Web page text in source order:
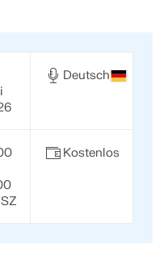
Deutsch
Kostenlos